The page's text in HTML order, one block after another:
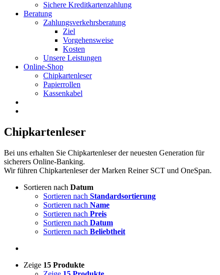
Sichere Kreditkartenzahlung
Beratung
Zahlungsverkehrsberatung
Ziel
Vorgehensweise
Kosten
Unsere Leistungen
Online-Shop
Chipkartenleser
Papierrollen
Kassenkabel
Chipkartenleser
Bei uns erhalten Sie Chipkartenleser der neuesten Generation für
sicherers Online-Banking.
Wir führen Chipkartenleser der Marken Reiner SCT und OneSpan.
Sortieren nach Datum
Sortieren nach Standardsortierung
Sortieren nach Name
Sortieren nach Preis
Sortieren nach Datum
Sortieren nach Beliebtheit
Zeige 15 Produkte